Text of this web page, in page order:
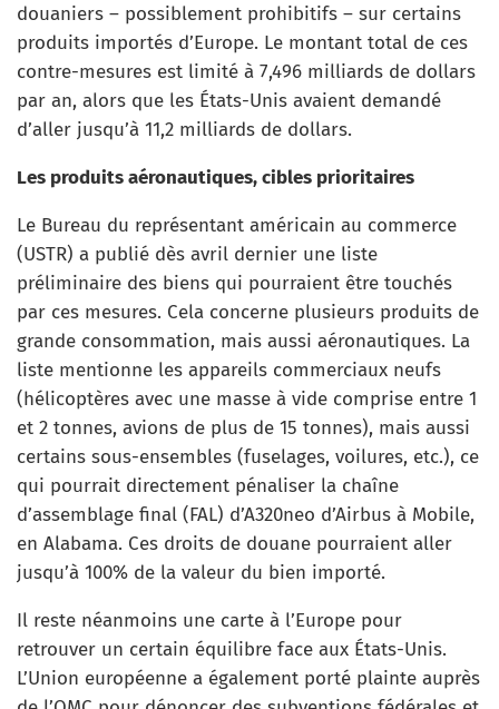
douaniers – possiblement prohibitifs – sur certains
produits importés d’Europe. Le montant total de ces
contre-mesures est limité à 7,496 milliards de dollars
par an, alors que les États-Unis avaient demandé
d’aller jusqu’à 11,2 milliards de dollars.
Les produits aéronautiques, cibles prioritaires
Le Bureau du représentant américain au commerce
(USTR) a publié dès avril dernier une liste
préliminaire des biens qui pourraient être touchés
par ces mesures. Cela concerne plusieurs produits de
grande consommation, mais aussi aéronautiques. La
liste mentionne les appareils commerciaux neufs
(hélicoptères avec une masse à vide comprise entre 1
et 2 tonnes, avions de plus de 15 tonnes), mais aussi
certains sous-ensembles (fuselages, voilures, etc.), ce
qui pourrait directement pénaliser la chaîne
d’assemblage final (FAL) d’A320neo d’Airbus à Mobile,
en Alabama. Ces droits de douane pourraient aller
jusqu’à 100% de la valeur du bien importé.
Il reste néanmoins une carte à l’Europe pour
retrouver un certain équilibre face aux États-Unis.
L’Union européenne a également porté plainte auprès